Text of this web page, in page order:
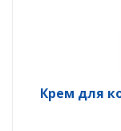
Крем для